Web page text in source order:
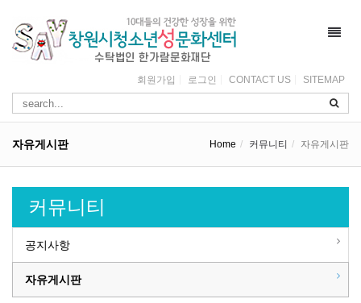
회원가입 로그인 CONTACT US SITEMAP
자유게시판 Home 커뮤니티 자유게시판
커뮤니티
공지사항
자유게시판